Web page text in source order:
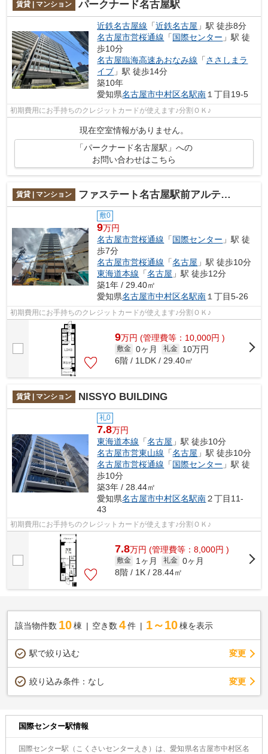
賃貸 | マンション パークナード名古屋駅
近鉄名古屋線 「近鉄名古屋 」駅 徒歩8分
名古屋市営桜通線 「国際センター 」駅 徒
歩10分
名古屋臨海高速あおなみ線 「ささしまラ
イブ 」駅 徒歩14分
築10年
愛知県名古屋市中村区名駅南 １丁目19-5
初期費用にお手持ちのクレジットカードが使えます♪分割ＯＫ♪
現在空室情報がありません。
「パークナード名古屋駅」への
お問い合わせはこちら
賃貸 | マンション ファステート名古屋駅前アルティス
敷0
9万円
名古屋市営桜通線 「国際センター 」駅 徒
歩7分
名古屋市営桜通線 「名古屋 」駅 徒歩10分
東海道本線 「名古屋 」駅 徒歩12分
築1年 / 29.40㎡
愛知県名古屋市中村区名駅南 １丁目5-26
初期費用にお手持ちのクレジットカードが使えます♪分割ＯＫ♪
9万円 (管理費等：10,000円 )
敷金 0ヶ月 礼金
10万円
6階 / 1LDK / 29.40㎡
賃貸 | マンション NISSYO BUILDING
礼0
7.8万円
東海道本線 「名古屋 」駅 徒歩10分
名古屋市営東山線 「名古屋 」駅 徒歩10分
名古屋市営桜通線 「国際センター 」駅 徒
歩10分
築3年 / 28.44㎡
愛知県名古屋市中村区名駅南２丁目11-
43
初期費用にお手持ちのクレジットカードが使えます♪分割ＯＫ♪
7.8万円 (管理費等：8,000円 )
敷金 1ヶ月 礼金 0ヶ月
8階 / 1K / 28.44㎡
該当物件数 10棟 空き数 4 件 1～10 棟を表示
駅で絞り込む 変更
絞り込み条件： なし 変更
国際センター駅情報
国際センター駅（こくさいセンターえき）は、愛知県名古屋市中村区名